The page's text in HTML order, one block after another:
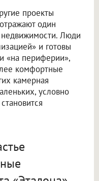
проекты
один
Люди
и готовы
«на периферии»,
комфортные
камерная
условно